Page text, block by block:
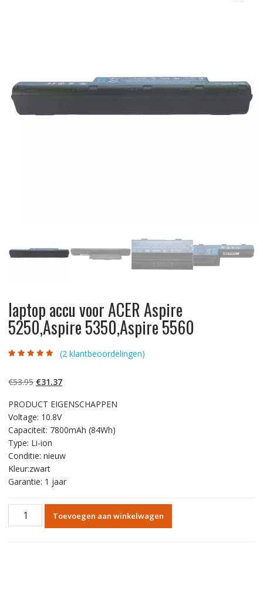
laptop accu voor ACER Aspire
5250,Aspire 5350,Aspire 5560
klantbeoordelin
(2klantbeoordelingen)
€53.95 Oorspronkelijke
was:
€53.95.
€31.37Huidige
is:
€31.37.
PRODUCT EIGENSCHAPPEN
Voltage: 10.8V
Capaciteit: 7800mAh (84Wh)
Type: Li-ion
Conditie: nieuw
Kleur:zwart
Garantie: 1 jaar
laptop
Toevoegen aan winkelwagen